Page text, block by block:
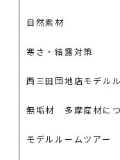
自然素材
寒さ・結露対策
西三田団地店モデル
無垢材 多摩産材に
モデルルームツアー